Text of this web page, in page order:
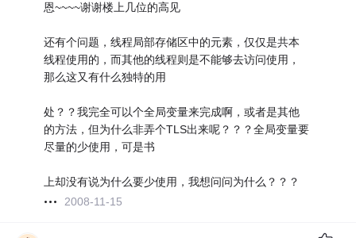
恩~~~~谢谢楼上几位的高见
还有个问题，线程局部存储区中的元素，仅仅是共本
线程使用的，而其他的线程则是不能够去访问使用，
那么这又有什么独特的用
处？？我完全可以个全局变量来完成啊，或者是其他
的方法，但为什么非弄个TLS出来呢？？？全局变量要
尽量的少使用，可是书
上却没有说为什么要少使用，我想问问为什么？？？
2008-11-15